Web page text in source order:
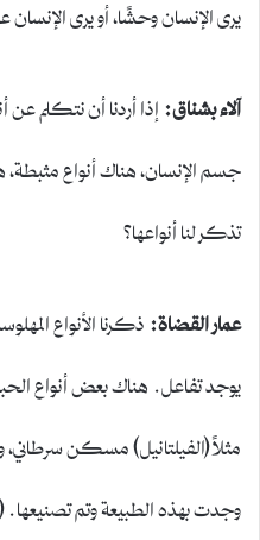
يرى الإنسان وحشًا، أو يرى
آلاء بشناق:إذا أردنا أن نتكلم
جسم الإنسان، هناك أنواع
تذكر لنا أنواعها؟
عمار القضاة:ذكرنا الأنواع
يوجد تفاعل. هناك بعض أنواع
مثلاً (الفيلتانيل) مسكن سرطاني،
وجدت بهذه الطبيعة وتم